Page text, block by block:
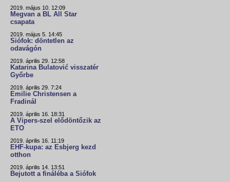
2019. május 10. 12:09
Megvan a BL All Star
csapata
2019. május 5. 14:45
Siófok: döntetlen az
odavágón
2019. április 29. 12:58
Katarina Bulatović visszatér
Győrbe
2019. április 29. 7:24
Emilie Christensen a
Fradinál
2019. április 16. 18:31
A Vipers-szel elődöntőzik az
ETO
2019. április 16. 11:19
EHF-kupa: az Esbjerg kezd
otthon
2019. április 14. 13:51
Bejutott a fináléba a Siófok